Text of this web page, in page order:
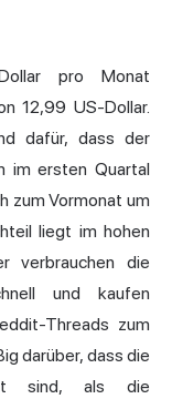
pro Monat
12,99 US-Dollar.
dafür, dass der
im ersten Quartal
zum Vormonat um
liegt im hohen
verbrauchen die
und kaufen
Threads zum
darüber, dass die
sind, als die